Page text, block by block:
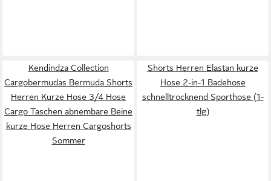
Kendindza Collection
Cargobermudas Bermuda Shorts
Herren Kurze Hose 3/4 Hose
Cargo Taschen abnembare Beine
kurze Hose Herren Cargoshorts
Sommer
Shorts Herren Elastan kurze
Hose 2-in-1 Badehose
schnelltrocknend Sporthose (1-
tlg)